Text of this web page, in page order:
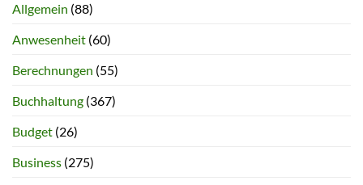
Allgemein (88)
Anwesenheit (60)
Berechnungen (55)
Buchhaltung (367)
Budget (26)
Business (275)